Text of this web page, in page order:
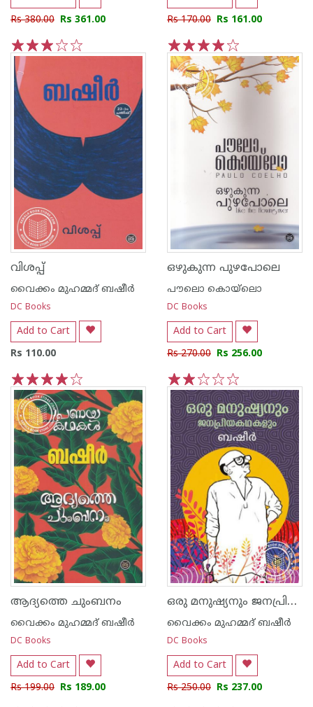
Rs 380.00 Rs 361.00
5
4
3
2
1
Rs 170.00 Rs 161.00
5
4
2
1
വിശപ്പ്
വൈക്കം മുഹമ്മദ് ബഷീര്‍
DC Books
Add to Cart
Rs 110.00
5
4
3
2
1
ഒഴുകുന്ന പുഴപോലെ
പൗലൊ കൊയ്ലൊ
DC Books
Add to Cart
Rs 270.00 Rs 256.00
5
4
3
2
1
ആദ്യത്തെ ചുംബനം
വൈക്കം മുഹമ്മദ് ബഷീര്‍
DC Books
Add to Cart
Rs 199.00 Rs 189.00
ഒരു മനുഷ്യനും ജനപ്രിയകഥകളും
വൈക്കം മുഹമ്മദ് ബഷീര്‍
DC Books
Add to Cart
Rs 250.00 Rs 237.00